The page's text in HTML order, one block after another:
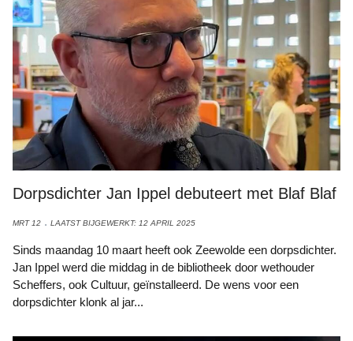
Dorpsdichter Jan Ippel debuteert met Blaf Blaf
MRT 12 LAATST BIJGEWERKT: 12 APRIL 2025
Sinds maandag 10 maart heeft ook Zeewolde een dorpsdichter.
Jan Ippel werd die middag in de bibliotheek door wethouder
Scheffers, ook Cultuur, geïnstalleerd. De wens voor een
dorpsdichter klonk al jar...